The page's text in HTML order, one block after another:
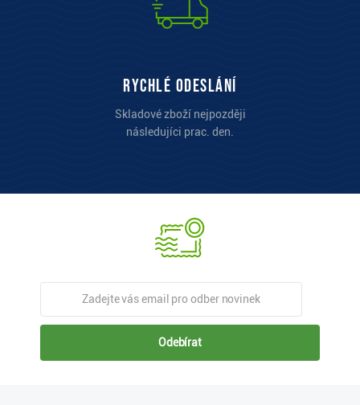
Rychlé odeslání
Skladové zboží nejpozději
následujíci prac. den.
Odebírat